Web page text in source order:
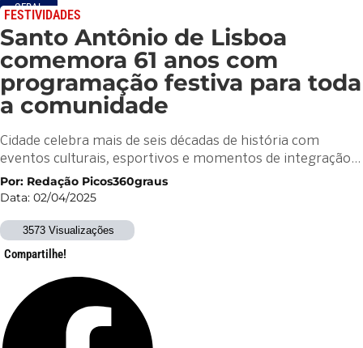
GERAL
FESTIVIDADES
Santo Antônio de Lisboa
comemora 61 anos com
programação festiva para toda
a comunidade
Cidade celebra mais de seis décadas de história com
eventos culturais, esportivos e momentos de integração…
Por: Redação Picos360graus
Data: 02/04/2025
3573 Visualizações
Compartilhe!